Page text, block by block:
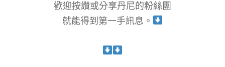
歡迎按讚或分享丹尼的粉絲團
就能得到第一手訊息。